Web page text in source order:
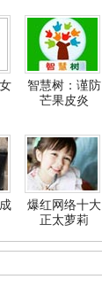
智慧树：谨防
芒果皮炎
爆红网络十大
正太萝莉